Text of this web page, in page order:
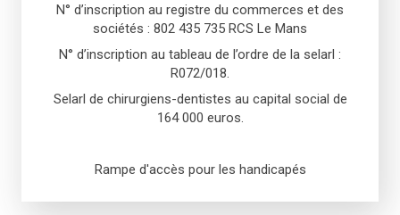
N° d’inscription au registre du commerces et des
sociétés : 802 435 735 RCS Le Mans
N° d’inscription au tableau de l’ordre de la selarl :
R072/018.
Selarl de chirurgiens-dentistes au capital social de
164 000 euros.
Rampe d'accès pour les handicapés